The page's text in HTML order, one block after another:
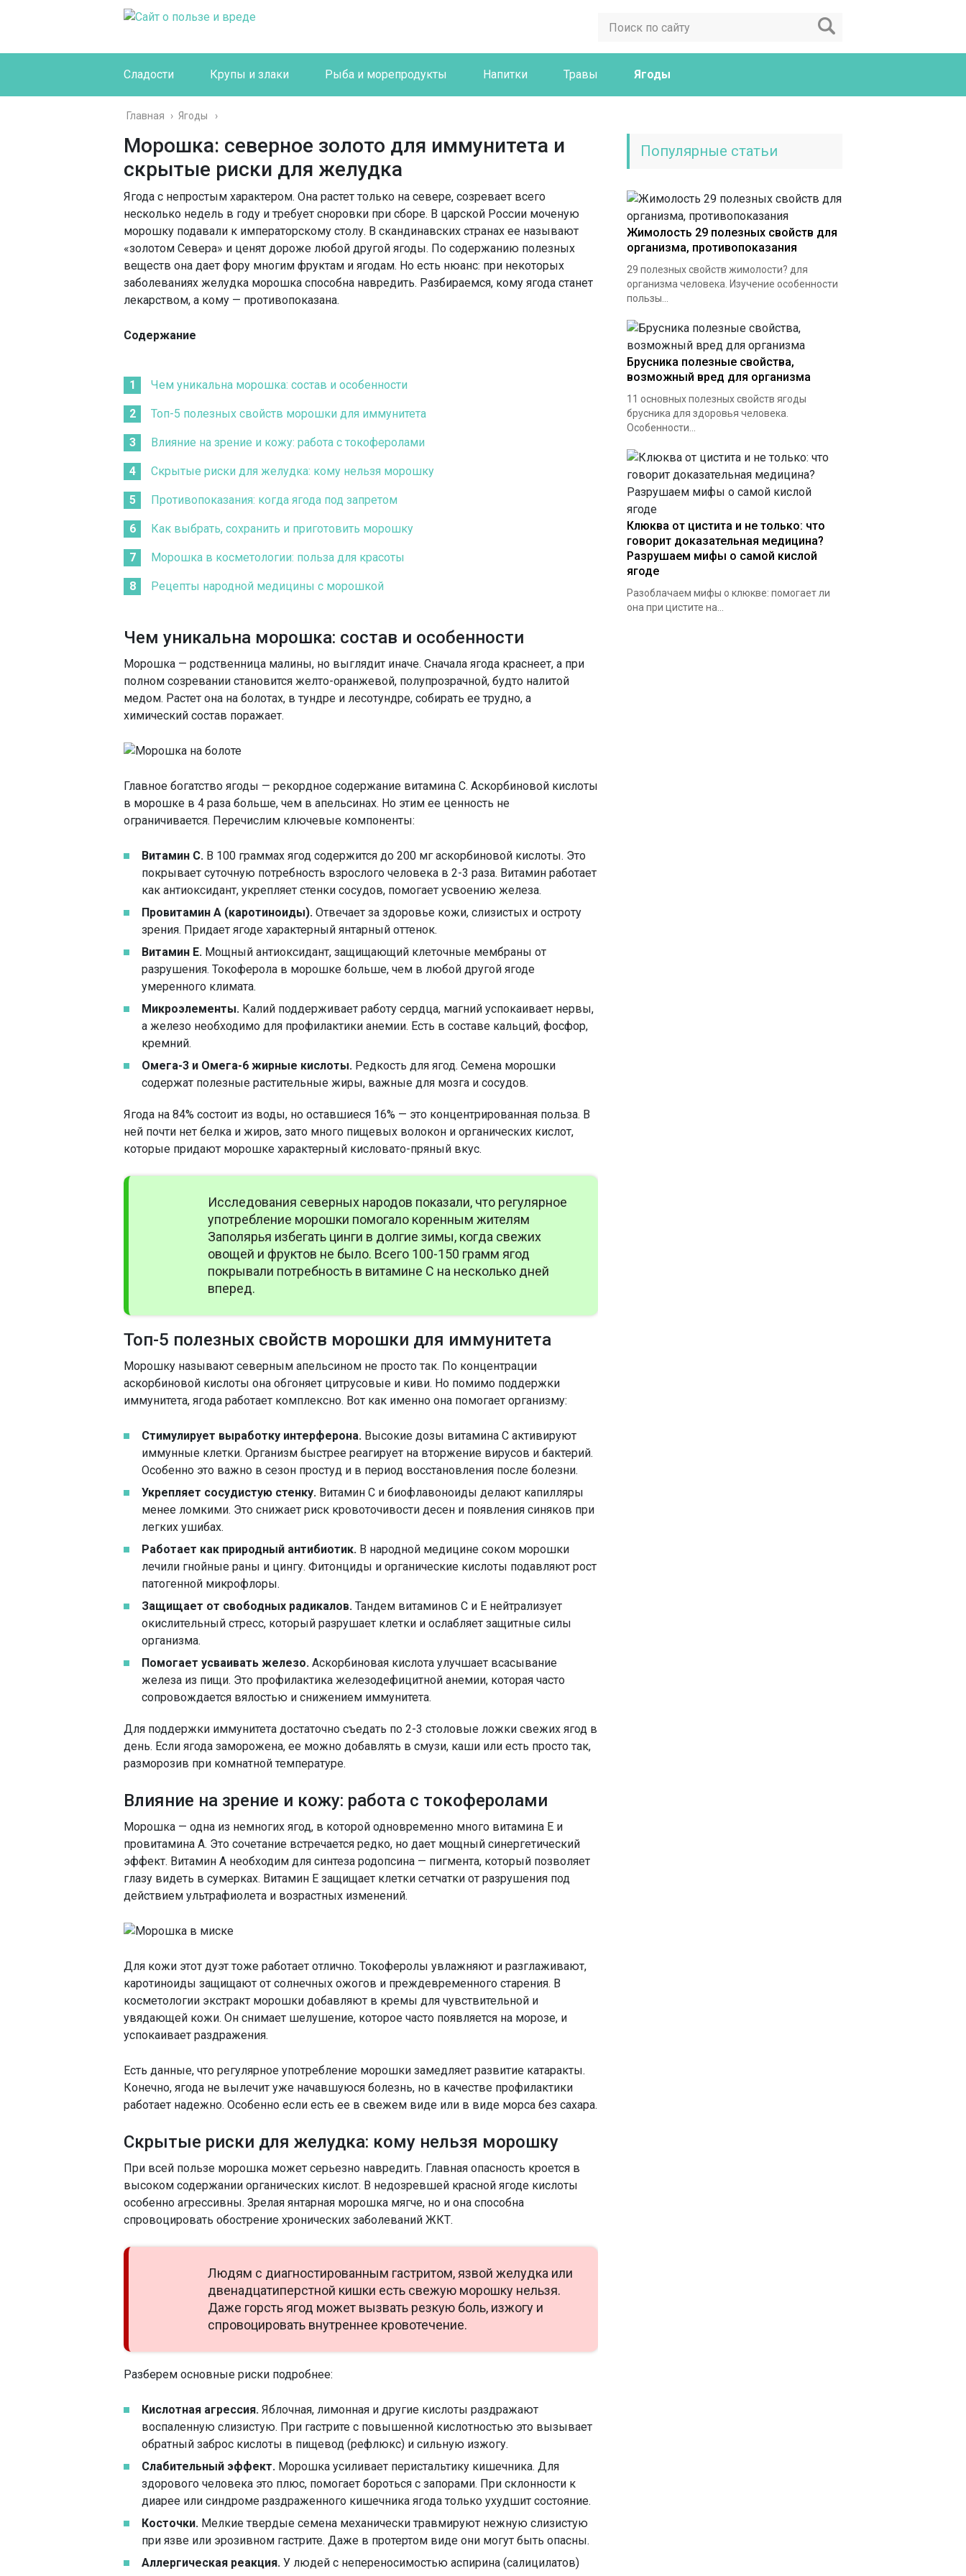
Сладости Крупы и злаки Рыба и морепродукты Напитки Травы Ягоды
Главная › Ягоды
Морошка: северное золото для иммунитета и
скрытые риски для желудка
Ягода с непростым характером. Она растет только на севере, созревает всего
несколько недель в году и требует сноровки при сборе. В царской России моченую
морошку подавали к императорскому столу. В скандинавских странах ее называют
«золотом Севера» и ценят дороже любой другой ягоды. По содержанию полезных
веществ она дает фору многим фруктам и ягодам. Но есть нюанс: при некоторых
заболеваниях желудка морошка способна навредить. Разбираемся, кому ягода станет
лекарством, а кому — противопоказана.
Содержание
Чем уникальна морошка: состав и особенности
Топ-5 полезных свойств морошки для иммунитета
Влияние на зрение и кожу: работа с токоферолами
Скрытые риски для желудка: кому нельзя морошку
Противопоказания: когда ягода под запретом
Как выбрать, сохранить и приготовить морошку
Морошка в косметологии: польза для красоты
Рецепты народной медицины с морошкой
Чем уникальна морошка: состав и особенности
Морошка — родственница малины, но выглядит иначе. Сначала ягода краснеет, а при
полном созревании становится желто-оранжевой, полупрозрачной, будто налитой
медом. Растет она на болотах, в тундре и лесотундре, собирать ее трудно, а
химический состав поражает.
Главное богатство ягоды — рекордное содержание витамина С. Аскорбиновой кислоты
в морошке в 4 раза больше, чем в апельсинах. Но этим ее ценность не
ограничивается. Перечислим ключевые компоненты:
Витамин С. В 100 граммах ягод содержится до 200 мг аскорбиновой кислоты. Это
покрывает суточную потребность взрослого человека в 2-3 раза. Витамин работает
как антиоксидант, укрепляет стенки сосудов, помогает усвоению железа.
Провитамин А (каротиноиды). Отвечает за здоровье кожи, слизистых и остроту
зрения. Придает ягоде характерный янтарный оттенок.
Витамин Е. Мощный антиоксидант, защищающий клеточные мембраны от
разрушения. Токоферола в морошке больше, чем в любой другой ягоде
умеренного климата.
Микроэлементы. Калий поддерживает работу сердца, магний успокаивает нервы,
а железо необходимо для профилактики анемии. Есть в составе кальций, фосфор,
кремний.
Омега-3 и Омега-6 жирные кислоты. Редкость для ягод. Семена морошки
содержат полезные растительные жиры, важные для мозга и сосудов.
Ягода на 84% состоит из воды, но оставшиеся 16% — это концентрированная польза. В
ней почти нет белка и жиров, зато много пищевых волокон и органических кислот,
которые придают морошке характерный кисловато-пряный вкус.
Исследования северных народов показали, что регулярное
употребление морошки помогало коренным жителям
Заполярья избегать цинги в долгие зимы, когда свежих
овощей и фруктов не было. Всего 100-150 грамм ягод
покрывали потребность в витамине С на несколько дней
вперед.
Топ-5 полезных свойств морошки для иммунитета
Морошку называют северным апельсином не просто так. По концентрации
аскорбиновой кислоты она обгоняет цитрусовые и киви. Но помимо поддержки
иммунитета, ягода работает комплексно. Вот как именно она помогает организму:
Стимулирует выработку интерферона. Высокие дозы витамина С активируют
иммунные клетки. Организм быстрее реагирует на вторжение вирусов и бактерий.
Особенно это важно в сезон простуд и в период восстановления после болезни.
Укрепляет сосудистую стенку. Витамин С и биофлавоноиды делают капилляры
менее ломкими. Это снижает риск кровоточивости десен и появления синяков при
легких ушибах.
Работает как природный антибиотик. В народной медицине соком морошки
лечили гнойные раны и цингу. Фитонциды и органические кислоты подавляют рост
патогенной микрофлоры.
Защищает от свободных радикалов. Тандем витаминов С и Е нейтрализует
окислительный стресс, который разрушает клетки и ослабляет защитные силы
организма.
Помогает усваивать железо. Аскорбиновая кислота улучшает всасывание
железа из пищи. Это профилактика железодефицитной анемии, которая часто
сопровождается вялостью и снижением иммунитета.
Для поддержки иммунитета достаточно съедать по 2-3 столовые ложки свежих ягод в
день. Если ягода заморожена, ее можно добавлять в смузи, каши или есть просто так,
разморозив при комнатной температуре.
Влияние на зрение и кожу: работа с токоферолами
Морошка — одна из немногих ягод, в которой одновременно много витамина Е и
провитамина А. Это сочетание встречается редко, но дает мощный синергетический
эффект. Витамин А необходим для синтеза родопсина — пигмента, который позволяет
глазу видеть в сумерках. Витамин Е защищает клетки сетчатки от разрушения под
действием ультрафиолета и возрастных изменений.
Для кожи этот дуэт тоже работает отлично. Токоферолы увлажняют и разглаживают,
каротиноиды защищают от солнечных ожогов и преждевременного старения. В
косметологии экстракт морошки добавляют в кремы для чувствительной и
увядающей кожи. Он снимает шелушение, которое часто появляется на морозе, и
успокаивает раздражения.
Есть данные, что регулярное употребление морошки замедляет развитие катаракты.
Конечно, ягода не вылечит уже начавшуюся болезнь, но в качестве профилактики
работает надежно. Особенно если есть ее в свежем виде или в виде морса без сахара.
Скрытые риски для желудка: кому нельзя морошку
При всей пользе морошка может серьезно навредить. Главная опасность кроется в
высоком содержании органических кислот. В недозревшей красной ягоде кислоты
особенно агрессивны. Зрелая янтарная морошка мягче, но и она способна
спровоцировать обострение хронических заболеваний ЖКТ.
Людям с диагностированным гастритом, язвой желудка или
двенадцатиперстной кишки есть свежую морошку нельзя.
Даже горсть ягод может вызвать резкую боль, изжогу и
спровоцировать внутреннее кровотечение.
Разберем основные риски подробнее:
Кислотная агрессия. Яблочная, лимонная и другие кислоты раздражают
воспаленную слизистую. При гастрите с повышенной кислотностью это вызывает
обратный заброс кислоты в пищевод (рефлюкс) и сильную изжогу.
Слабительный эффект. Морошка усиливает перистальтику кишечника. Для
здорового человека это плюс, помогает бороться с запорами. При склонности к
диарее или синдроме раздраженного кишечника ягода только ухудшит состояние.
Косточки. Мелкие твердые семена механически травмируют нежную слизистую
при язве или эрозивном гастрите. Даже в протертом виде они могут быть опасны.
Аллергическая реакция. У людей с непереносимостью аспирина (салицилатов)
Популярные статьи
Жимолость 29 полезных свойств для
организма, противопоказания
29 полезных свойств жимолости? для
организма человека. Изучение особенности
пользы...
Брусника полезные свойства,
возможный вред для организма
11 основных полезных свойств ягоды
брусника для здоровья человека.
Особенности...
Клюква от цистита и не только: что
говорит доказательная медицина?
Разрушаем мифы о самой кислой
ягоде
Разоблачаем мифы о клюкве: помогает ли
она при цистите на...